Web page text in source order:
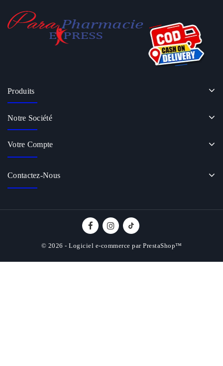
Produits
Notre Société
Votre Compte
Contactez-Nous
© 2026 - Logiciel e-commerce par PrestaShop™